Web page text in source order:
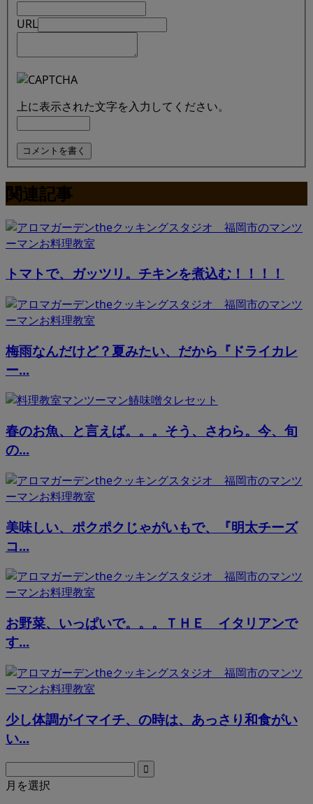
URL
上に表示された文字を入力してください。
関連記事
トマトで、ガッツリ。チキンを煮込む！！！！
梅雨なんだけど？夏みたい、だから『ドライカレ
ー...
春のお魚、と言えば。。。そう、さわら。今、旬
の...
美味しい、ポクポクじゃがいもで、『明太チーズ
コ...
お野菜、いっぱいで。。。ＴＨＥ イタリアンで
す...
少し体調がイマイチ、の時は、あっさり和食がい
い...
月を選択